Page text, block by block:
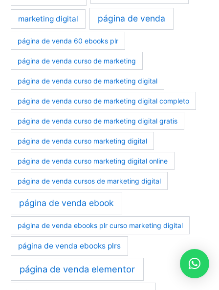
marketing digital página de venda
página de venda 60 ebooks plr
página de venda curso de marketing
página de venda curso de marketing digital
página de venda curso de marketing digital completo
página de venda curso de marketing digital gratis
página de venda curso marketing digital
página de venda curso marketing digital online
página de venda cursos de marketing digital
página de venda ebook
página de venda ebooks plr curso marketing digital
página de venda ebooks plrs
página de venda elementor